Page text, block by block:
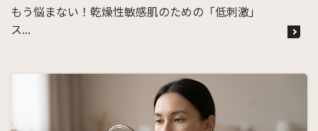
もう悩まない！乾燥性敏感肌のための「低刺激」
ス...